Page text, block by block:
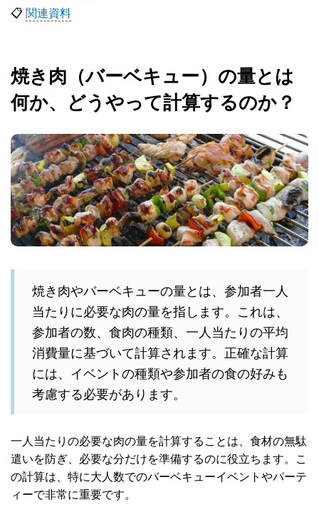
📋関連資料
焼き肉（バーベキュー）の量とは
何か、どうやって計算するのか？
焼き肉やバーベキューの量とは、参加者一人
当たりに必要な肉の量を指します。これは、
参加者の数、食肉の種類、一人当たりの平均
消費量に基づいて計算されます。正確な計算
には、イベントの種類や参加者の食の好みも
考慮する必要があります。
一人当たりの必要な肉の量を計算することは、食材の無駄
遣いを防ぎ、必要な分だけを準備するのに役立ちます。こ
の計算は、特に大人数でのバーベキューイベントやパーテ
ィーで非常に重要です。